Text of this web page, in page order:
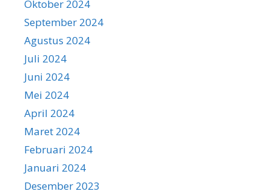
Oktober 2024
September 2024
Agustus 2024
Juli 2024
Juni 2024
Mei 2024
April 2024
Maret 2024
Februari 2024
Januari 2024
Desember 2023